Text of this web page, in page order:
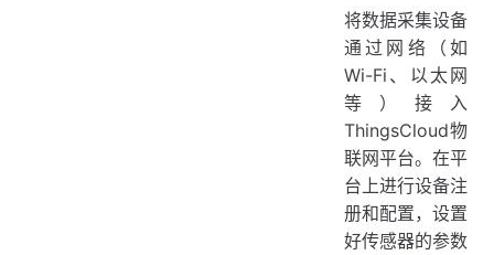
将数据采集设备
通过网络（如
Wi-Fi、以太网
等）接入
ThingsCloud物
联网平台。在平
台上进行设备注
册和配置，设置
好传感器的参数